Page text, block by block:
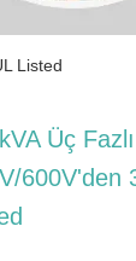
Listed
Üç
600V'den